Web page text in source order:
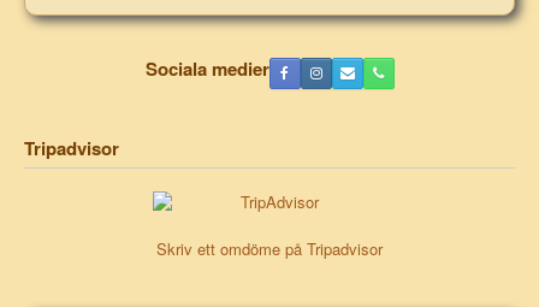
Sociala medier
Tripadvisor
Skriv ett omdöme på Tripadvisor